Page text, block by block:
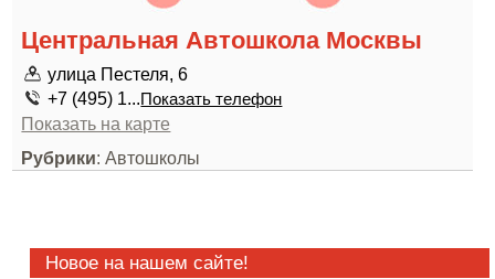
Центральная Автошкола Москвы
улица Пестеля, 6
+7 (495) 1...Показать телефон
Показать на карте
Рубрики: Автошколы
Новое на нашем сайте!